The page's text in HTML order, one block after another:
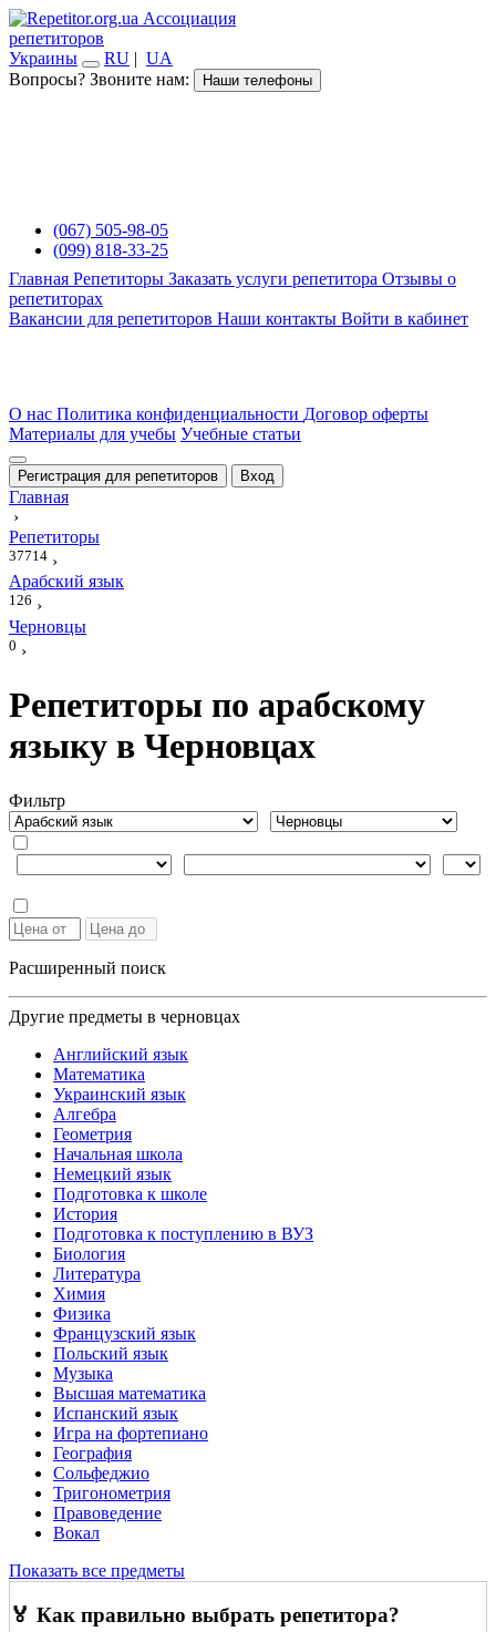
Ассоциация
репетиторов
Украины
RU | UA
Вопросы? Звоните нам:
Наши телефоны
(067) 505-98-05
(099) 818-33-25
Главная Репетиторы Заказать услуги репетитора Отзывы о
репетиторах
Вакансии для репетиторов Наши контакты Войти в кабинет
О нас Политика конфиденциальности Договор оферты
Материалы для учебы Учебные статьи
Регистрация для репетиторов Вход
Главная
›
Репетиторы
37714 ›
Арабский язык
126 ›
Черновцы
0 ›
Репетиторы по арабскому
языку в Черновцах
Фильтр
Расширенный поиск
Другие предметы в черновцах
Английский язык
Математика
Украинский язык
Алгебра
Геометрия
Начальная школа
Немецкий язык
Подготовка к школе
История
Подготовка к поступлению в ВУЗ
Биология
Литература
Химия
Физика
Французский язык
Польский язык
Музыка
Высшая математика
Испанский язык
Игра на фортепиано
География
Сольфеджио
Тригонометрия
Правоведение
Вокал
Показать все предметы
🏅 Как правильно выбрать репетитора?